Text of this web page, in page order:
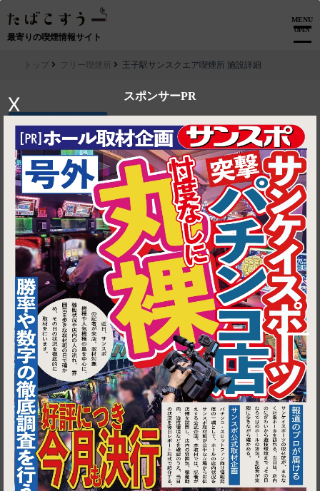
最寄りの喫煙情報サイト
MENU
OPEN
スポンサーPR
X
1
トップ フリー喫煙所 王子駅サンスクエア喫煙所 施設詳細
▶ ルートを見る
フリー喫煙所│王子駅サンスクエア喫煙所
東京都北区王子１丁目４−１